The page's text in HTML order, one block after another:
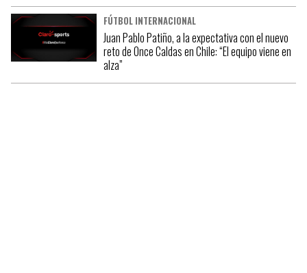
FÚTBOL INTERNACIONAL
Juan Pablo Patiño, a la expectativa con el nuevo
reto de Once Caldas en Chile: “El equipo viene en
alza”